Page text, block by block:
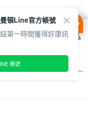
方式之詳情，及若您不希
設定，請參閱本網站「
隱私
示您同意本公司得按本網站使
頓Line官方帳號
第一時間獲得好康訊
帳號